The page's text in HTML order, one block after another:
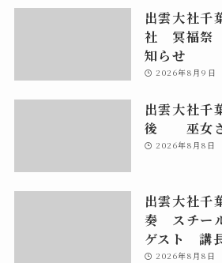
出雲大社
社 冥福祭
知らせ
2026年8月9日
出雲大社
後 巫女
2026年8月8日
出雲大社
奏 スチー
ゲスト 講
2026年8月8日